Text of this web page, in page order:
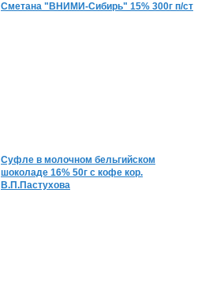
Сметана "ВНИМИ-Сибирь" 15% 300г п/ст
Суфле в молочном бельгийском
шоколаде 16% 50г с кофе кор.
В.П.Пастухова